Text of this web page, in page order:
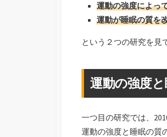
運動の強度によっ
運動が睡眠の質を
という２つの研究を見
運動の強度
一つ目の研究では、
運動の強度と睡眠の質